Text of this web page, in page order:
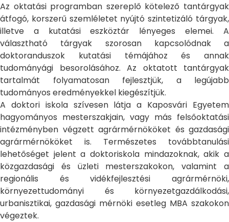
Az oktatási programban szereplő kötelező tantárgyak
átfogó, korszerű szemléletet nyújtó szintetizáló tárgyak,
illetve a kutatási eszköztár lényeges elemei. A
választható tárgyak szorosan kapcsolódnak a
doktoranduszok kutatási témájához és annak
tudományági besorolásához. Az oktatott tantárgyak
tartalmát folyamatosan fejlesztjük, a legújabb
tudományos eredményekkel kiegészítjük.
A doktori iskola szívesen látja a Kaposvári Egyetem
hagyományos mesterszakjain, vagy más felsőoktatási
intézményben végzett agrármérnököket és gazdasági
agrármérnököket is. Természetes továbbtanulási
lehetőséget jelent a doktoriskola mindazoknak, akik a
közgazdasági és üzleti mesterszakokon, valamint a
regionális és vidékfejlesztési agrármérnöki,
környezettudományi és környezetgazdálkodási,
urbanisztikai, gazdasági mérnöki esetleg MBA szakokon
végeztek.